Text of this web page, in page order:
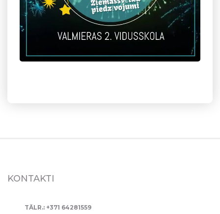
KONTAKTI
TĀLR.: +371 64281559